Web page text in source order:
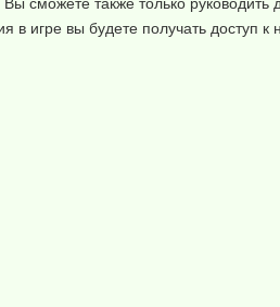
игре вы будете получать доступ к